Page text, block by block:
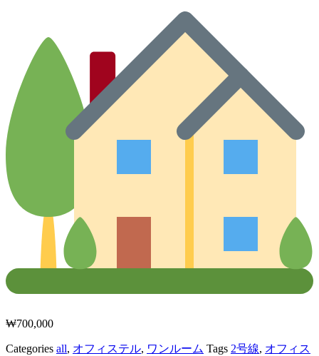
₩700,000
Categories all, オフィステル, ワンルーム Tags 2号線, オフィス